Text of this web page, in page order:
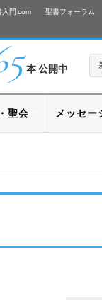
入門.com 聖書フォーラム
本 公開中
聖会 メッセー